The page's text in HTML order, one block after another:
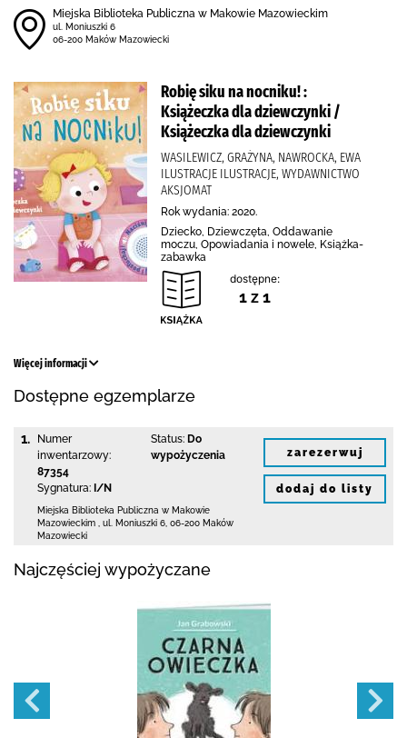
Miejska Biblioteka Publiczna w Makowie Mazowieckim
ul. Moniuszki 6
06-200 Maków Mazowiecki
Robię siku na nocniku! :
Książeczka dla dziewczynki /
Książeczka dla dziewczynki
WASILEWICZ, GRAŻYNA, NAWROCKA, EWA
ILUSTRACJE ILUSTRACJE, WYDAWNICTWO
AKSJOMAT
Rok wydania: 2020.
Dziecko, Dziewczęta, Oddawanie
moczu, Opowiadania i nowele, Książka-
zabawka
dostępne:
1 z 1
Więcej informacji
Dostępne egzemplarze
1.
Numer
inwentarzowy:
87354
Sygnatura: I/N
Status: Do
wypożyczenia
Miejska Biblioteka Publiczna w Makowie
Mazowieckim
ul. Moniuszki 6 06-200 Maków
Mazowiecki
zarezerwuj
dodaj do listy
Najczęściej wypożyczane